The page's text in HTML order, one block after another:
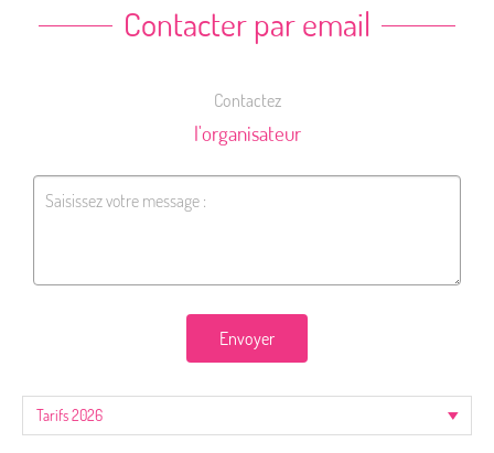
Contacter par email
Contactez
l'organisateur
Envoyer